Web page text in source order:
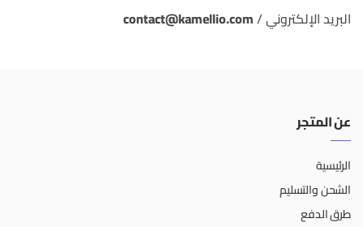
البريد الإلكتروني /contact@kamellio.com
عن المتجر
الرئيسية
الشحن والتسليم
طرق الدفع